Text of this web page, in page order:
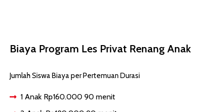
Biaya Program Les Privat Renang Anak
Jumlah Siswa Biaya per Pertemuan Durasi
1 Anak Rp160.000 90 menit